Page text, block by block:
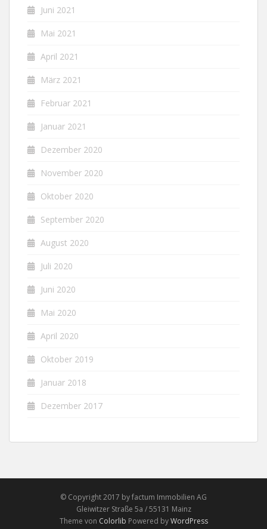
Juni 2021
Mai 2021
April 2021
März 2021
Februar 2021
Januar 2021
Dezember 2020
November 2020
Oktober 2020
September 2020
August 2020
Juli 2020
Juni 2020
Mai 2020
April 2020
Oktober 2019
Januar 2018
Dezember 2017
© Copyright 2017 by factum Immobilien AG
Gleiwitzer Straße 5a / 55131 Mainz
Theme von Colorlib Powered byWordPress